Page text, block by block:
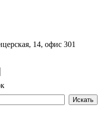
14, офис 301